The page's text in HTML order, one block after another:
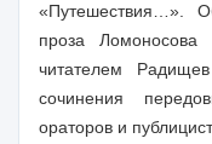
«Путешествия…».
проза
читателем
сочинения
ораторов и